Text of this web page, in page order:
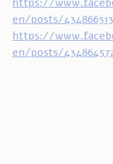
en/posts/
https://
en/posts/